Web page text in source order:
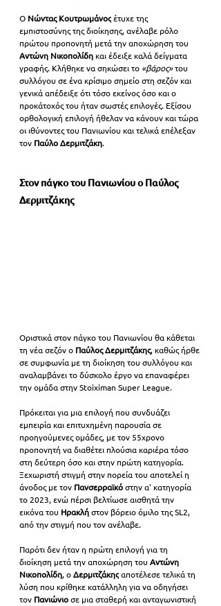
Ο Νώντας Κουτρωμάνος έτυχε της
εμπιστοσύνης της διοίκησης, ανέλαβε ρόλο
πρώτου προπονητή μετά την αποχώρηση του
Αντώνη Νικοπολίδη και έδειξε καλά δείγματα
γραφής. Κλήθηκε να σηκώσει το «βάρος» του
συλλόγου σε ένα κρίσιμο σημείο στη σεζόν και
γενικά απέδειξε ότι τόσο εκείνος όσο και ο
προκάτοχός του ήταν σωστές επιλογές. Εξίσου
ορθολογική επιλογή ήθελαν να κάνουν και τώρα
οι ιθύνοντες του Πανιωνίου και τελικά επέλεξαν
τον Παύλο Δερμιτζάκη.
Στον πάγκο του Πανιωνίου ο Παύλος
Δερμιτζάκης
Οριστικά στον πάγκο του Πανιωνίου θα κάθεται
τη νέα σεζόν ο Παύλος Δερμιτζάκης, καθώς ήρθε
σε συμφωνία με τη διοίκηση του συλλόγου και
αναλαμβάνει το δύσκολο έργο να επαναφέρει
την ομάδα στην Stoiximan Super League.
Πρόκειται για μια επιλογή που συνδυάζει
εμπειρία και επιτυχημένη παρουσία σε
προηγούμενες ομάδες, με τον 55χρονο
προπονητή να διαθέτει πλούσια καριέρα τόσο
στη δεύτερη όσο και στην πρώτη κατηγορία.
Ξεχωριστή στιγμή στην πορεία του αποτελεί η
άνοδος με τον Πανσερραϊκό στην α' κατηγορία
το 2023, ενώ πέρσι βελτίωσε αισθητά την
εικόνα του Ηρακλή στον βόρειο όμιλο της SL2,
από την στιγμή που τον ανέλαβε.
Παρότι δεν ήταν η πρώτη επιλογή για τη
διοίκηση μετά την αποχώρηση του Αντώνη
Νικοπολίδη, ο Δερμιτζάκης αποτέλεσε τελικά τη
λύση που κρίθηκε κατάλληλη για να οδηγήσει
τον Πανιώνιο σε μια σταθερή και ανταγωνιστική